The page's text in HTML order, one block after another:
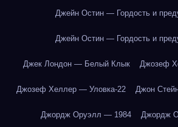
Джейн Остин — Гордость и
Джейн Остин — Гордость и
Джек Лондон — Белый Клык Джозеф
Джозеф Хеллер — Уловка-22 Джон
Джордж Оруэлл — 1984 Джордж